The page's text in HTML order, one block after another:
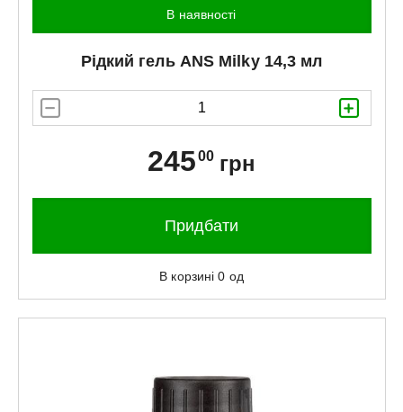
В наявності
Рідкий гель ANS Milky 14,3 мл
24500 грн
Придбати
В корзині0 од